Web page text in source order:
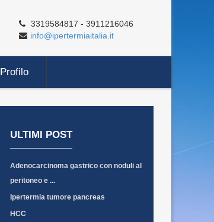
3319584817 - 3911216046
info@ipertermiaitalia.it
Profilo
ULTIMI POST
Adenocarcinoma gastrico con noduli al
peritoneo e ...
Ipertermia tumore pancreas
HCC